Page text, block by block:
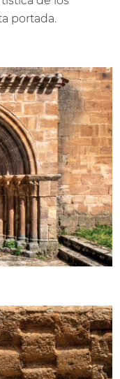
portada.